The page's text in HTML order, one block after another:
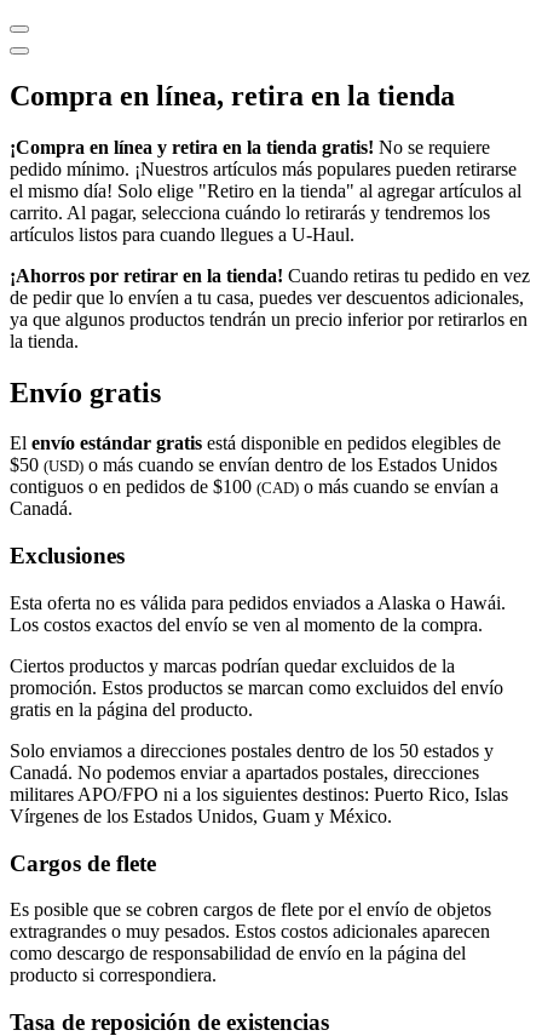
Compra en línea, retira en la tienda
¡Compra en línea y retira en la tienda gratis! No se requiere
pedido mínimo. ¡Nuestros artículos más populares pueden retirarse
el mismo día! Solo elige "Retiro en la tienda" al agregar artículos al
carrito. Al pagar, selecciona cuándo lo retirarás y tendremos los
artículos listos para cuando llegues a U-Haul.
¡Ahorros por retirar en la tienda! Cuando retiras tu pedido en vez
de pedir que lo envíen a tu casa, puedes ver descuentos adicionales,
ya que algunos productos tendrán un precio inferior por retirarlos en
la tienda.
Envío gratis
El envío estándar gratis está disponible en pedidos elegibles de
$50 (USD) o más cuando se envían dentro de los Estados Unidos
contiguos o en pedidos de $100 (CAD) o más cuando se envían a
Canadá.
Exclusiones
Esta oferta no es válida para pedidos enviados a Alaska o Hawái.
Los costos exactos del envío se ven al momento de la compra.
Ciertos productos y marcas podrían quedar excluidos de la
promoción. Estos productos se marcan como excluidos del envío
gratis en la página del producto.
Solo enviamos a direcciones postales dentro de los 50 estados y
Canadá. No podemos enviar a apartados postales, direcciones
militares APO/FPO ni a los siguientes destinos: Puerto Rico, Islas
Vírgenes de los Estados Unidos, Guam y México.
Cargos de flete
Es posible que se cobren cargos de flete por el envío de objetos
extragrandes o muy pesados. Estos costos adicionales aparecen
como descargo de responsabilidad de envío en la página del
producto si correspondiera.
Tasa de reposición de existencias